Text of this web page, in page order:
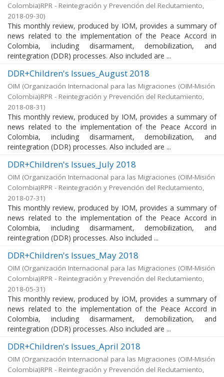
Colombia)RPR - Reintegración y Prevención del Reclutamiento,
2018-09-30)
This monthly review, produced by IOM, provides a summary of
news related to the implementation of the Peace Accord in
Colombia, including disarmament, demobilization, and
reintegration (DDR) processes. Also included are ...
DDR+Children's Issues_August 2018
OIM (Organización Internacional para las Migraciones (OIM-Misión
Colombia)RPR - Reintegración y Prevención del Reclutamiento,
2018-08-31)
This monthly review, produced by IOM, provides a summary of
news related to the implementation of the Peace Accord in
Colombia, including disarmament, demobilization, and
reintegration (DDR) processes. Also included are ...
DDR+Children's Issues_July 2018
OIM (Organización Internacional para las Migraciones (OIM-Misión
Colombia)RPR - Reintegración y Prevención del Reclutamiento,
2018-07-31)
This monthly review, produced by IOM, provides a summary of
news related to the implementation of the Peace Accord in
Colombia, including disarmament, demobilization, and
reintegration (DDR) processes. Also included ...
DDR+Children's Issues_May 2018
OIM (Organización Internacional para las Migraciones (OIM-Misión
Colombia)RPR - Reintegración y Prevención del Reclutamiento,
2018-05-31)
This monthly review, produced by IOM, provides a summary of
news related to the implementation of the Peace Accord in
Colombia, including disarmament, demobilization, and
reintegration (DDR) processes. Also included are ...
DDR+Children's Issues_April 2018
OIM (Organización Internacional para las Migraciones (OIM-Misión
Colombia)RPR - Reintegración y Prevención del Reclutamiento,